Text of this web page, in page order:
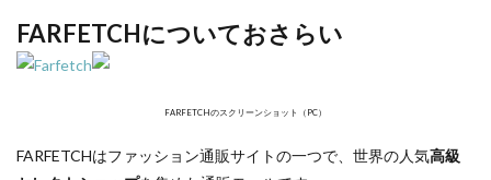
FARFETCHについておさらい
FARFETCHのスクリーンショット（PC）
FARFETCHはファッション通販サイトの一つで、世界の人気高級